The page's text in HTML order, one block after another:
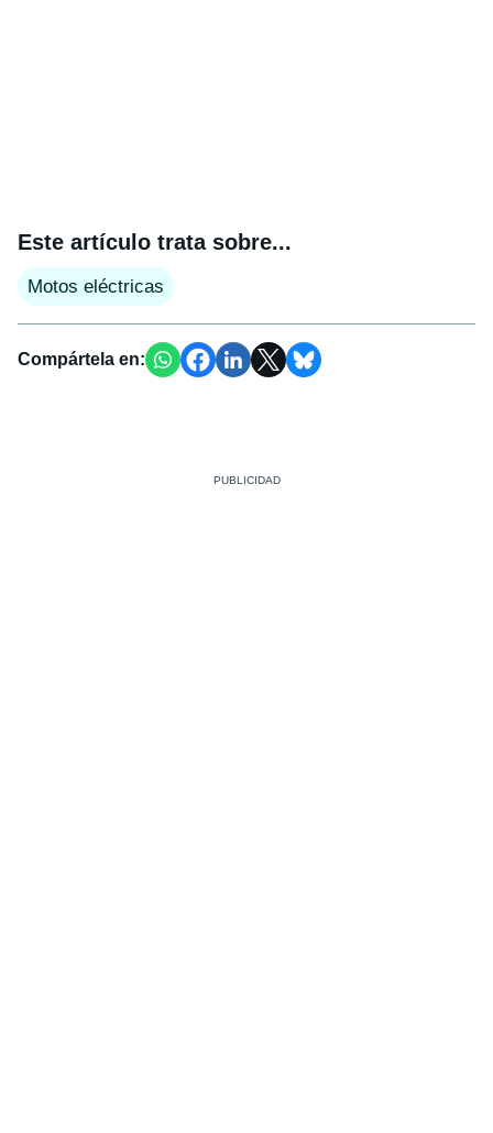
Este artículo trata sobre...
Motos eléctricas
Compártela en: